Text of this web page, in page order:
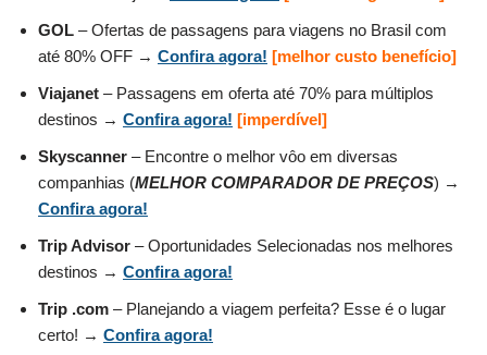
GOL – Ofertas de passagens para viagens no Brasil com
até 80% OFF → Confira agora! [melhor custo benefício]
Viajanet – Passagens em oferta até 70% para múltiplos
destinos → Confira agora! [imperdível]
Skyscanner – Encontre o melhor vôo em diversas
companhias (MELHOR COMPARADOR DE PREÇOS) →
Confira agora!
Trip Advisor – Oportunidades Selecionadas nos melhores
destinos → Confira agora!
Trip .com – Planejando a viagem perfeita? Esse é o lugar
certo! → Confira agora!